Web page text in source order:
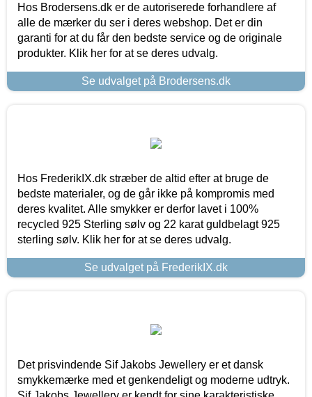
Hos Brodersens.dk er de autoriserede forhandlere af
alle de mærker du ser i deres webshop. Det er din
garanti for at du får den bedste service og de originale
produkter. Klik her for at se deres udvalg.
Se udvalget på Brodersens.dk
Hos FrederikIX.dk stræber de altid efter at bruge de
bedste materialer, og de går ikke på kompromis med
deres kvalitet. Alle smykker er derfor lavet i 100%
recycled 925 Sterling sølv og 22 karat guldbelagt 925
sterling sølv. Klik her for at se deres udvalg.
Se udvalget på FrederikIX.dk
Det prisvindende Sif Jakobs Jewellery er et dansk
smykkemærke med et genkendeligt og moderne udtryk.